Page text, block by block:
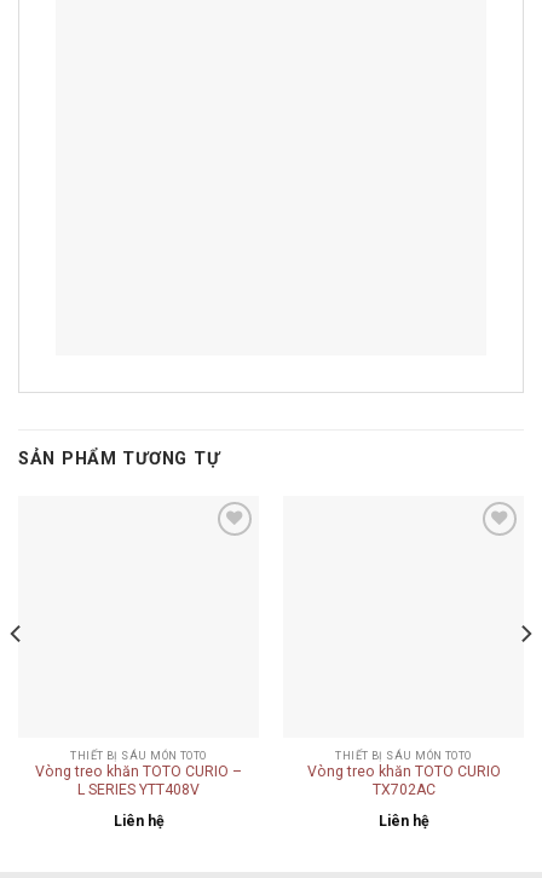
SẢN PHẨM TƯƠNG TỰ
THIẾT BỊ SÁU MÓN TOTO
Vòng treo khăn TOTO CURIO –
L SERIES YTT408V
Liên hệ
THIẾT BỊ SÁU MÓN TOTO
Vòng treo khăn TOTO CURIO
TX702AC
Liên hệ